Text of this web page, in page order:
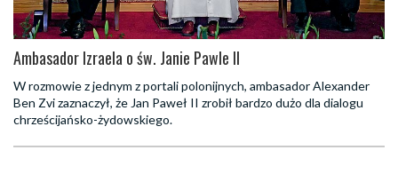
Ambasador Izraela o św. Janie Pawle II
W rozmowie z jednym z portali polonijnych, ambasador Alexander
Ben Zvi zaznaczył, że Jan Paweł II zrobił bardzo dużo dla dialogu
chrześcijańsko-żydowskiego.